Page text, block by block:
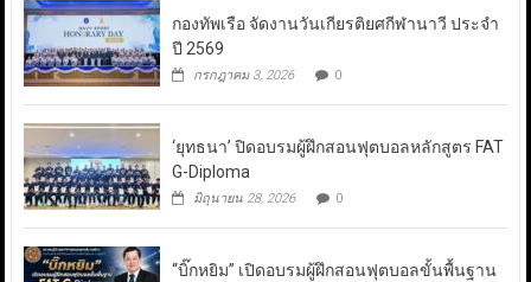
กองทัพเรือ จัดงานวันเกียรติยศกีฬานาวี ประจำ
ปี 2569
กรกฎาคม 3, 2026 0
‘ยุทธนา’ ปิดอบรมผู้ฝึกสอนฟุตบอลหลักสูตร FAT
G-Diploma
มิถุนายน 28, 2026 0
“บิ๊กหยิม” เปิดอบรมผู้ฝึกสอนฟุตบอลขั้นพื้นฐาน